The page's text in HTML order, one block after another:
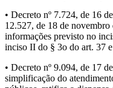
• Decreto nº 7.724, de 16
12.527, de 18 de novembro
informações previsto no
inciso II do § 3o do art. 37
• Decreto nº 9.094, de 17
simplificação do